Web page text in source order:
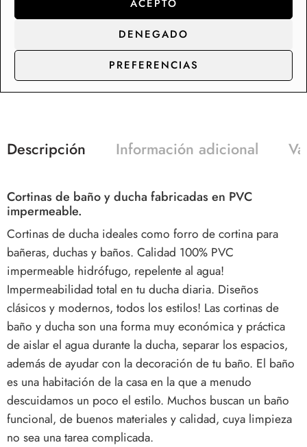
ACEPTO
DENEGADO
PREFERENCIAS
Sólo queda(n)
AÑADIR AL CARRITO
Descripción Información adicional
Cortinas de baño y ducha fabricadas en PVC
impermeable.
Cortinas de ducha ideales como forro de cortina para
bañeras, duchas y baños. Calidad 100% PVC
impermeable hidrófugo, repelente al agua!
Impermeabilidad total en tu ducha diaria. Diseños
clásicos y modernos, todos los estilos! Lascortinas de
baño y duchason una forma muy económica y práctica
de aislar el agua durante la ducha, separar los espacios,
además de ayudar con la decoración de tu baño. El baño
es una habitación de la casa en la que a menudo
descuidamos un poco el estilo. Muchos buscan un baño
funcional, de buenos materiales y calidad, cuya limpieza
no sea una tarea complicada.